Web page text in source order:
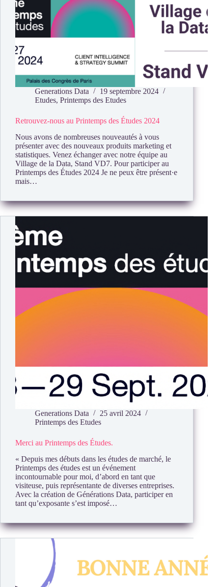
Generations Data
19 septembre 2024
Etudes, Printemps des Etudes
Retrouvez-nous au Printemps des Études 2024
Nous avons de nombreuses nouveautés à vous
présenter avec des nouveaux produits marketing et
statistiques. Venez échanger avec notre équipe au
Village de la Data, Stand VD7. Pour participer au
Printemps des Études 2024 Je ne peux être présent·e
mais…
Generations Data
25 avril 2024
Printemps des Etudes
Merci au Printemps des Études.
« Depuis mes débuts dans les études de marché, le
Printemps des études est un événement
incontournable pour moi, d’abord en tant que
visiteuse, puis représentante de diverses entreprises.
Avec la création de Générations Data, participer en
tant qu’exposante s’est imposé…